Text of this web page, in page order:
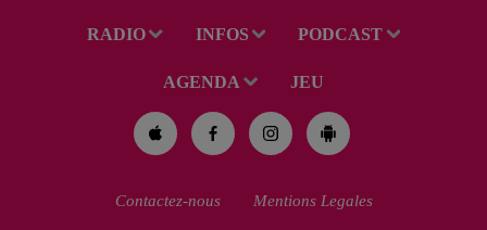
RADIO INFOS PODCAST
AGENDA JEU
Contactez-nous Mentions Legales